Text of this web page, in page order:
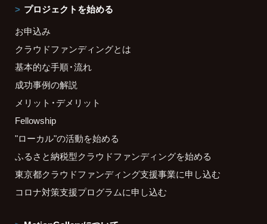
プロジェクトを始める
お申込み
クラウドファンディングとは
基本的な手順・流れ
成功事例の解説
メリット・デメリット
Fellowship
"ローカル"の活動を始める
ふるさと納税型クラウドファンディングを始める
東京都クラウドファンディング支援事業に申し込む
コロナ対策支援プログラムに申し込む